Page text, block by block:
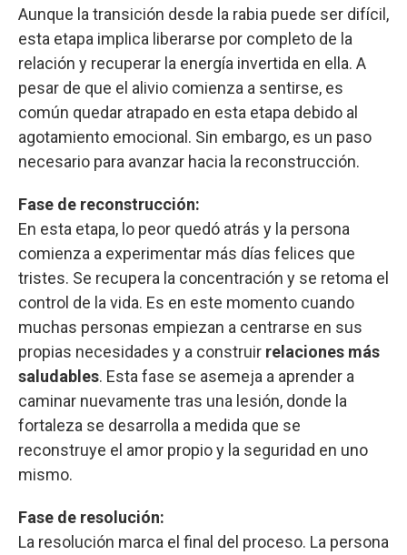
Aunque la transición desde la rabia puede ser difícil,
esta etapa implica liberarse por completo de la
relación y recuperar la energía invertida en ella. A
pesar de que el alivio comienza a sentirse, es
común quedar atrapado en esta etapa debido al
agotamiento emocional. Sin embargo, es un paso
necesario para avanzar hacia la reconstrucción.
Fase de reconstrucción:
En esta etapa, lo peor quedó atrás y la persona
comienza a experimentar más días felices que
tristes. Se recupera la concentración y se retoma el
control de la vida. Es en este momento cuando
muchas personas empiezan a centrarse en sus
propias necesidades y a construir relaciones más
saludables. Esta fase se asemeja a aprender a
caminar nuevamente tras una lesión, donde la
fortaleza se desarrolla a medida que se
reconstruye el amor propio y la seguridad en uno
mismo.
Fase de resolución:
La resolución marca el final del proceso. La persona